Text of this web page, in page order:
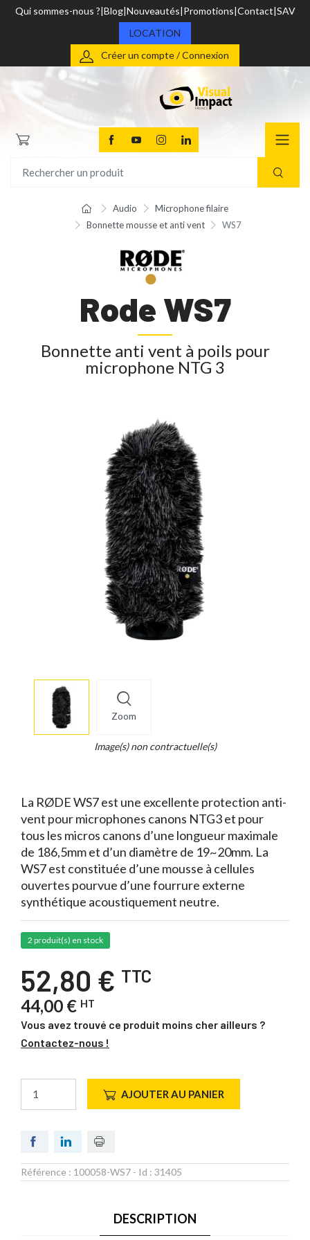
Qui sommes-nous ? Blog Nouveautés Promotions Contact SAV
LOCATION
Créer un compte / Connexion
Audio
Microphone filaire
Bonnette mousse et anti vent
WS7
Rode WS7
Bonnette anti vent à poils pour
microphone NTG 3
Zoom
info
Legend...
Image(s) non contractuelle(s)
La RØDE WS7 est une excellente protection anti-
vent pour microphones canons NTG3 et pour
tous les micros canons d’une longueur maximale
de 186,5mm et d’un diamètre de 19~20mm. La
WS7 est constituée d’une mousse à cellules
ouvertes pourvue d’une fourrure externe
synthétique acoustiquement neutre.
2 produit(s) en stock
52,80 € TTC
44,00 € HT
Vous avez trouvé ce produit moins cher ailleurs ?
Contactez-nous !
AJOUTER AU PANIER
Référence : 100058-WS7 - Id : 31405
DESCRIPTION